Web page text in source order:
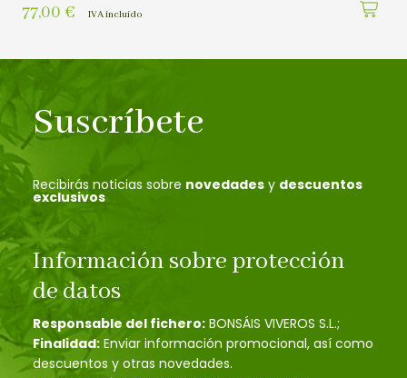
77,00 € IVA incluído
Suscríbete
Recibirás noticias sobre novedades y descuentos
exclusivos
Información sobre protección
de datos
Responsable del fichero: BONSÁIS VIVEROS S.L.;
Finalidad: Enviar información promocional, así como
descuentos y otras novedades.